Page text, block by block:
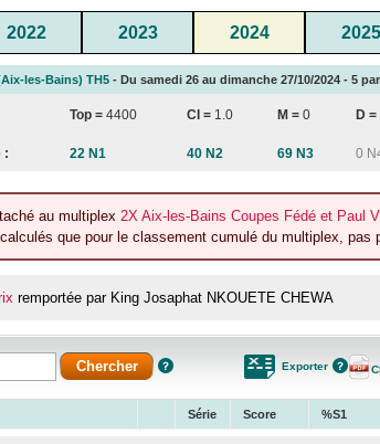
2022 2023 2024 2025
les-Bains) TH5 - Du samedi 26 au dimanche 27/10/2024 - 5
Top = 4400 CI = 1.0 M = 0 D =
: 22 N1 40 N2 69 N3 0
au multiplex 2X Aix-les-Bains Coupes Fédé et Paul
que pour le classement cumulé du multiplex, pas
remportée par King Josaphat NKOUETE CHEWA
Exporter
Série Score %S1